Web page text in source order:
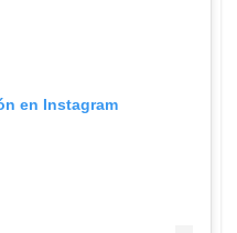
en Instagram